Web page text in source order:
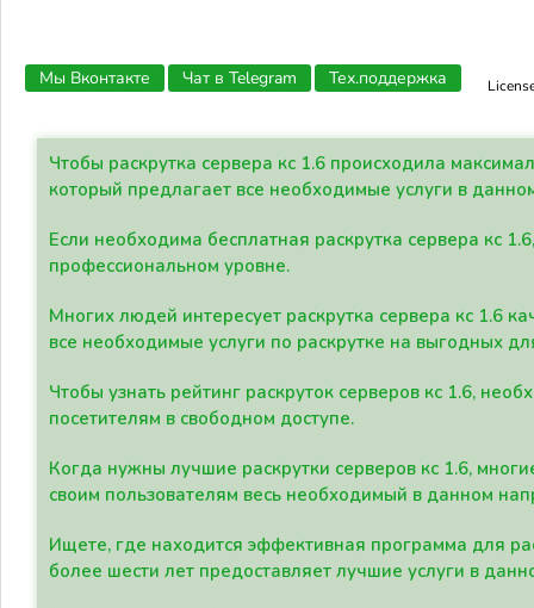
Мы Вконтакте Чат в Telegram Тех.поддержка
Чтобы раскрутка сервера кс 1.6 происходила
который предлагает все необходимые услуги в
Если необходима бесплатная раскрутка сервера кс
профессиональном уровне.
Многих людей интересует раскрутка сервера кс 1.6
все необходимые услуги по раскрутке на выгодных
Чтобы узнать рейтинг раскруток серверов кс 1.6,
посетителям в свободном доступе.
Когда нужны лучшие раскрутки серверов кс 1.6,
своим пользователям весь необходимый в данном
Ищете, где находится эффективная программа для
более шести лет предоставляет лучшие услуги в